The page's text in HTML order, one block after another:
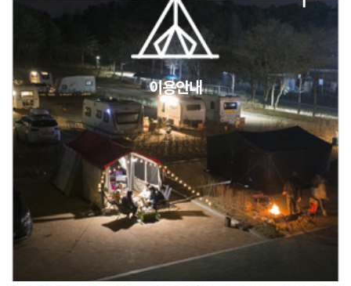
2026년 5월 캠핑장 안점 점검의 날 변경 안내
캠핑장(9월1일~6일) 미운영 공지
[6/1]전산시스템 점검 및 안정화에 따른 서비스 이용 제한 안내
이용안내